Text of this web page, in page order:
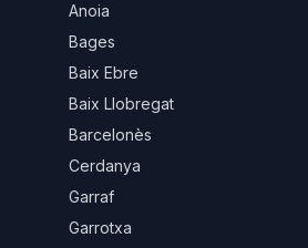
Anoia
Bages
Baix Ebre
Baix Llobregat
Barcelonès
Cerdanya
Garraf
Garrotxa